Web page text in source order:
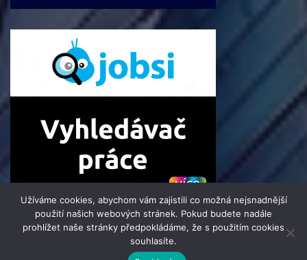
© 2016 - 2025 Press-Zpravodaj.cz | člen skupiny 123jobs Media
Užíváme cookies, abychom vám zajistili co možná nejsnadnější
použití našich webových stránek. Pokud budete nadále
prohlížet naše stránky předpokládáme, že s použitím cookies
souhlasíte.